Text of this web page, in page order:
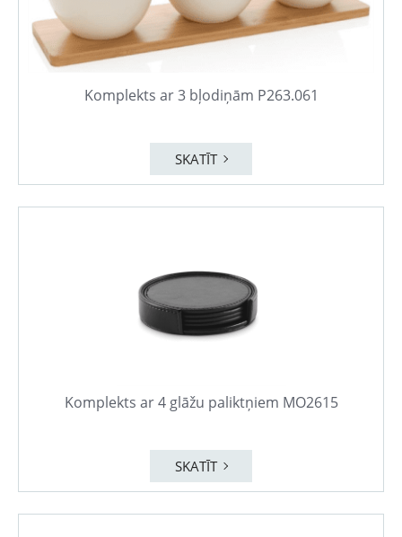
Komplekts ar 3 bļodiņām P263.061
SKATĪT
Komplekts ar 4 glāžu paliktņiem MO2615
SKATĪT